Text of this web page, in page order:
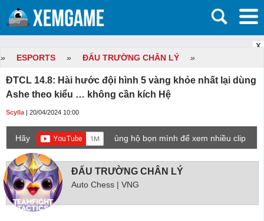
X
» ESPORTS » ĐẤU TRƯỜNG CHÂN LÝ »
ĐTCL 14.8: Hài hước đội hình 5 vàng khỏe nhất lại dùng
Ashe theo kiểu … không cần kích Hệ
Scylla | 20/04/2024 10:00
Hãy
ủng hộ bọn mình để xem nhiều clip
game mới hơn nhé!
ĐẤU TRƯỜNG CHÂN LÝ
Auto Chess | VNG